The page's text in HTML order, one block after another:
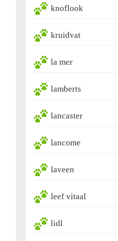
knoflook
kruidvat
la mer
lamberts
lancaster
lancome
laveen
leef vitaal
lidl